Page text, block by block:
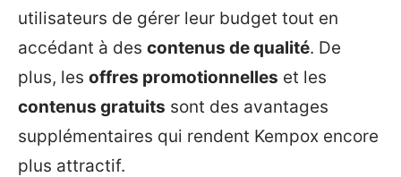
utilisateurs de gérer leur budget tout en
accédant à des contenus de qualité. De
plus, les offres promotionnelles et les
contenus gratuits sont des avantages
supplémentaires qui rendent Kempox encore
plus attractif.